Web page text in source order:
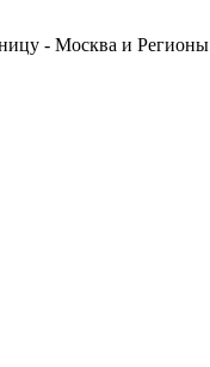
- Москва и Регионы